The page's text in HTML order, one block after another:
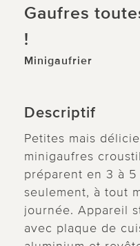
Gaufres
!
Minigaufrier
Descriptif
Petites mais
minigaufres
préparent en 3 à 5
seulement, à tout
journée. Appareil
avec plaque de